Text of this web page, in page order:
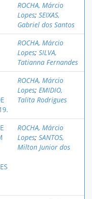
ROCHA, Márcio
Lopes; SEIXAS,
Gabriel dos Santos
ROCHA, Márcio
Lopes; SILVA,
Tatianna Fernandes
ROCHA, Márcio
Lopes; EMIDIO,
Talita Rodrigues
ROCHA, Márcio
Lopes; SANTOS,
Milton Junior dos